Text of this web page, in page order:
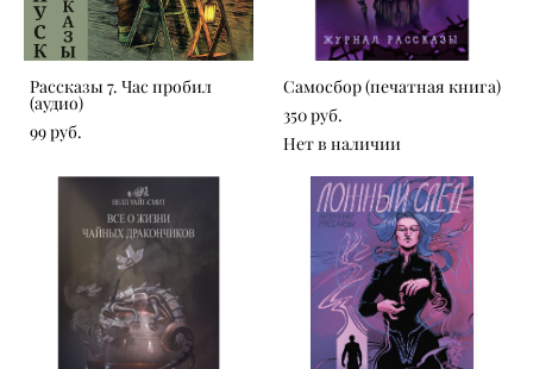
Рассказы 7. Час пробил
(аудио)
99 pуб.
Самосбор (печатная книга)
350 pуб.
Нет в наличии